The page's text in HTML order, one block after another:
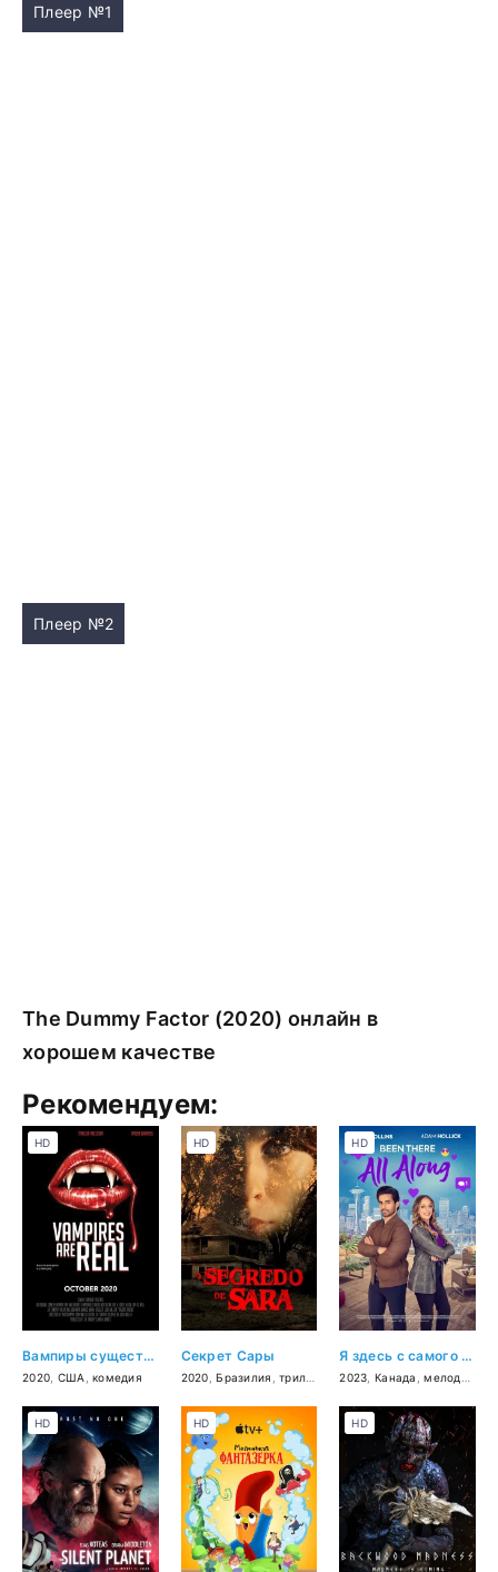
Плеер №1
Плеер №2
The Dummy Factor (2020) онлайн в
хорошем качестве
Рекомендуем:
Вампиры существуют
2020 США ,комедия
HD
Секрет Сары
2020 ,Бразилия ,триллер
HD
Я здесь с самого начала
2023 Канада ,мелодрама
HD
HD HD HD